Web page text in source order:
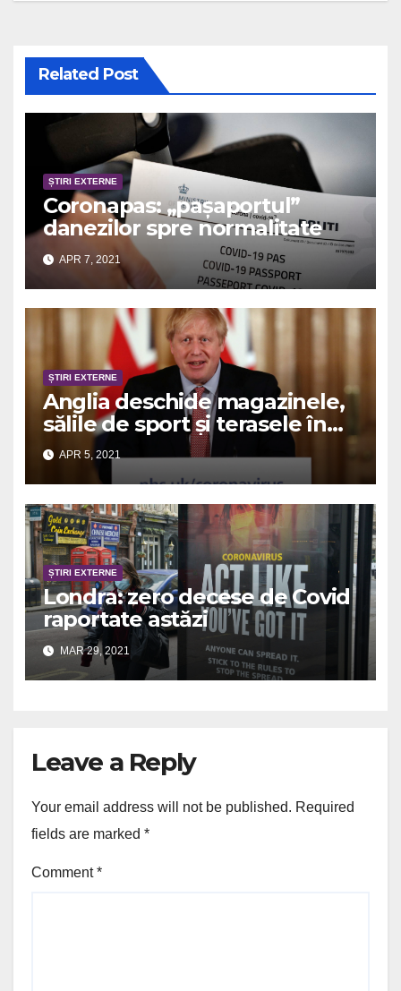
Related Post
ȘTIRI EXTERNE
Coronapas: „pașaportul”
danezilor spre normalitate
APR 7, 2021
ȘTIRI EXTERNE
Anglia deschide magazinele,
sălile de sport și terasele în
aer liber
APR 5, 2021
ȘTIRI EXTERNE
Londra: zero decese de Covid
raportate astăzi
MAR 29, 2021
Leave a Reply
Your email address will not be published. Required
fields are marked *
Comment*